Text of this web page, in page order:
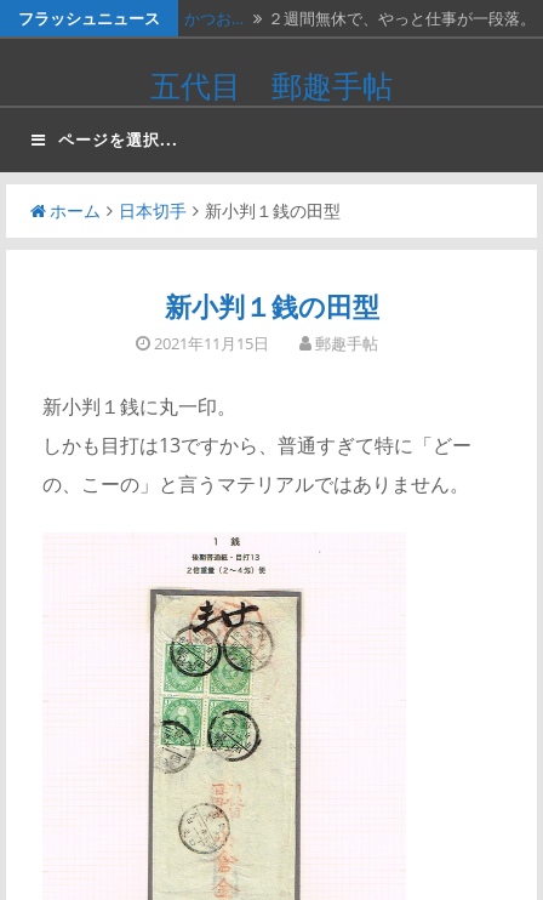
へ
キ
フラッシュニュース かつお…
２週間無休で、やっと仕事が一段落。
画像は、北ベトナムが1966年に発…
料金収… 画像は、1990年代初頭に作ったリ…
かつお… 画像の表は、「かつお釣り50銭」と…
五代目 郵趣手帖
ページを選択...
ホーム 日本切手 新小判１銭の田型
新小判１銭の田型
2021年11月15日 郵趣手帖
新小判１銭に丸一印。
しかも目打は13ですから、普通すぎて特に「どー
の、こーの」と言うマテリアルではありません。